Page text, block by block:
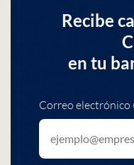
Recibe
en tu
Correo electrónico